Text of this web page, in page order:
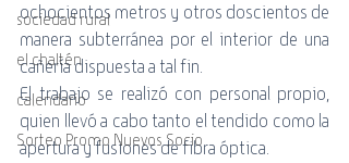
sociedad rural
el chaltén
calendario
Sorteo Promo Nuevos Socio
ochocientos metros y otros doscientos de
manera subterránea por el interior de una
cañería dispuesta a tal fin.
El trabajo se realizó con personal propio,
quien llevó a cabo tanto el tendido como la
apertura y fusiones de fibra óptica.